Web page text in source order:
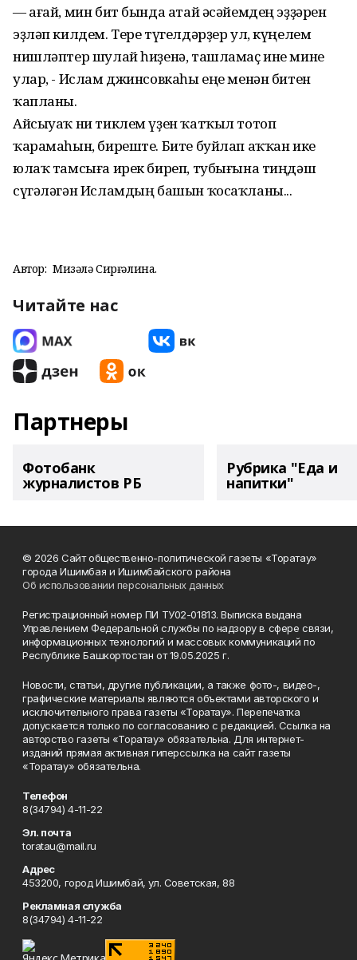
— ағай, мин бит бында атай әсәйемдең эҙҙәрен
эҙләп килдем. Тере түгелдәрҙер ул, күңелем
нишләптер шулай һиҙенә, ташламаҫ ине мине
улар, - Ислам джинсовкаһы еңе менән битен
ҡапланы.
Айсыуаҡ ни тиклем үҙен ҡатҡыл тотоп
ҡарамаһын, биреште. Бите буйлап аҡҡан ике
юлаҡ тамсыға ирек биреп, тубығына тиңдәш
сүгәләгән Исламдың башын ҡосаҡланы...
Автор: Миңзәлә Сирғәлина.
Читайте нас
Партнеры
Фотобанк
журналистов РБ
Рубрика "Еда и
напитки"
© 2026 Сайт общественно-политической газеты «Торатау»
города Ишимбая и Ишимбайского района
Об использовании персональных данных
Регистрационный номер ПИ ТУ02-01813. Выписка выдана
Управлением Федеральной службы по надзору в сфере связи,
информационных технологий и массовых коммуникаций по
Республике Башкортостан от 19.05.2025 г.
Новости, статьи, другие публикации, а также фото-, видео-,
графические материалы являются объектами авторского и
исключительного права газеты «Торатау». Перепечатка
допускается только по согласованию с редакцией. Ссылка на
авторство газеты «Торатау» обязательна. Для интернет-
изданий прямая активная гиперссылка на сайт газеты
«Торатау» обязательна.
Телефон
8(34794) 4-11-22
Эл. почта
toratau@mail.ru
Адрес
453200, город Ишимбай, ул. Советская, 88
Рекламная служба
8(34794) 4-11-22